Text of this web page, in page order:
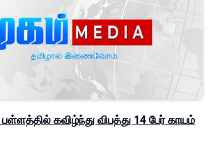
கவிழ்ந்து விபத்து 14 பேர் காயம்